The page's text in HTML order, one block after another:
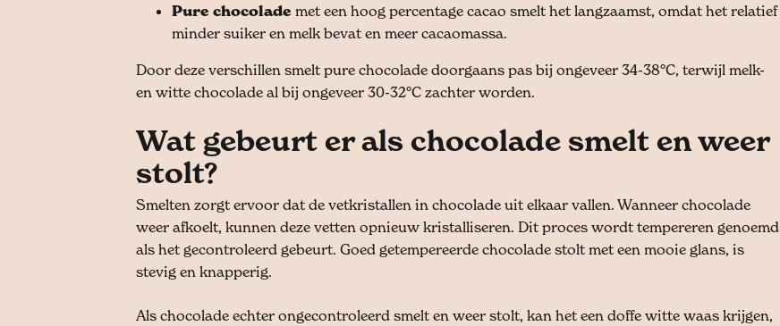
Pure chocolade met een hoog percentage cacao smelt het langzaamst, omdat het relatief
minder suiker en melk bevat en meer cacaomassa.
Door deze verschillen smelt pure chocolade doorgaans pas bij ongeveer 34-38°C, terwijl melk-
en witte chocolade al bij ongeveer 30-32°C zachter worden.
Wat gebeurt er als chocolade smelt en weer
stolt?
Smelten zorgt ervoor dat de vetkristallen in chocolade uit elkaar vallen. Wanneer chocolade
weer afkoelt, kunnen deze vetten opnieuw kristalliseren. Dit proces wordt tempereren genoemd
als het gecontroleerd gebeurt. Goed getempereerde chocolade stolt met een mooie glans, is
stevig en knapperig.
Als chocolade echter ongecontroleerd smelt en weer stolt, kan het een doffe witte waas krijgen,